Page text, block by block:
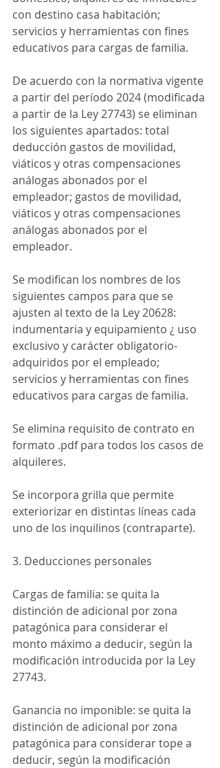
con destino casa habitación;
servicios y herramientas con fines
educativos para cargas de familia.
De acuerdo con la normativa vigente
a partir del período 2024 (modificada
a partir de la Ley 27743) se eliminan
los siguientes apartados: total
deducción gastos de movilidad,
viáticos y otras compensaciones
análogas abonados por el
empleador; gastos de movilidad,
viáticos y otras compensaciones
análogas abonados por el
empleador.
Se modifican los nombres de los
siguientes campos para que se
ajusten al texto de la Ley 20628:
indumentaria y equipamiento ¿ uso
exclusivo y carácter obligatorio-
adquiridos por el empleado;
servicios y herramientas con fines
educativos para cargas de familia.
Se elimina requisito de contrato en
formato .pdf para todos los casos de
alquileres.
Se incorpora grilla que permite
exteriorizar en distintas líneas cada
uno de los inquilinos (contraparte).
3. Deducciones personales
Cargas de familia: se quita la
distinción de adicional por zona
patagónica para considerar el
monto máximo a deducir, según la
modificación introducida por la Ley
27743.
Ganancia no imponible: se quita la
distinción de adicional por zona
patagónica para considerar tope a
deducir, según la modificación